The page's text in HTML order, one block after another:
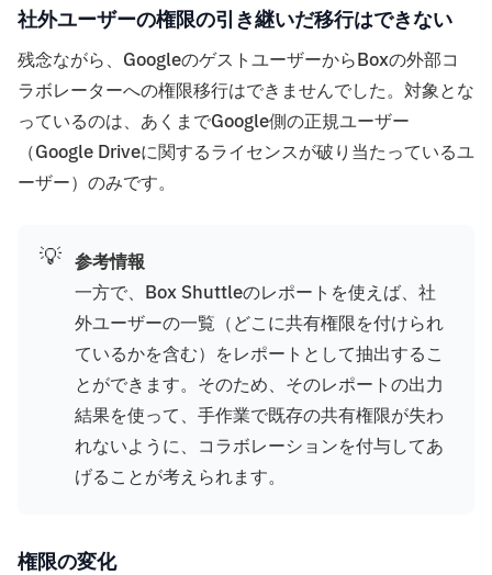
社外ユーザーの権限の引き継いだ移行はできない
残念ながら、GoogleのゲストユーザーからBoxの外部コ
ラボレーターへの権限移行はできませんでした。対象とな
っているのは、あくまでGoogle側の正規ユーザー
（Google Driveに関するライセンスが破り当たっているユ
ーザー）のみです。
💡 参考情報
一方で、Box Shuttleのレポートを使えば、社
外ユーザーの一覧（どこに共有権限を付けられ
ているかを含む）をレポートとして抽出するこ
とができます。そのため、そのレポートの出力
結果を使って、手作業で既存の共有権限が失わ
れないように、コラボレーションを付与してあ
げることが考えられます。
権限の変化